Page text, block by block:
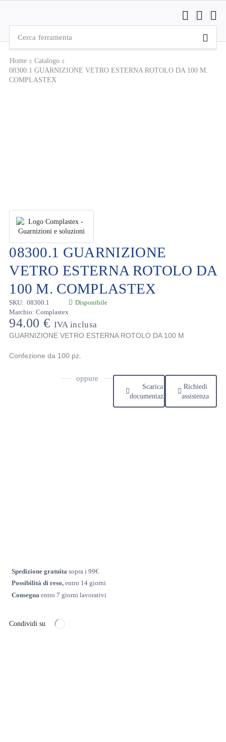
Cerca ferramenta
Home
Catalogo
08300.1 GUARNIZIONE VETRO ESTERNA ROTOLO DA 100 M.
COMPLASTEX
08300.1 GUARNIZIONE
VETRO ESTERNA ROTOLO DA
100 M. COMPLASTEX
SKU: 08300.1
Marchio: Complastex
Disponibile
94.00€ IVA inclusa
GUARNIZIONE VETRO ESTERNA ROTOLO DA 100 M
Confezione da 100 pz.
oppure
Scarica
documentazione
Richiedi
assistenza
Spedizione gratuita sopra i 99€
Possibilità di reso, entro 14 giorni
Consegna entro 7 giorni lavorativi
Condividi su